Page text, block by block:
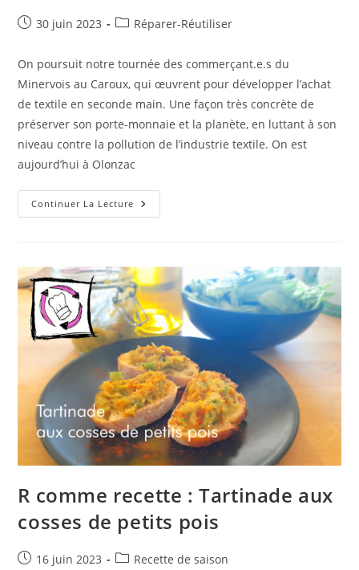
Publication
30 juin 2023
PostRéparer-Réutiliser
On poursuit notre tournée des commerçant.e.s du
Minervois au Caroux, qui œuvrent pour développer l’achat
de textile en seconde main. Une façon très concrète de
préserver son porte-monnaie et la planète, en luttant à son
niveau contre la pollution de l’industrie textile. On est
aujourd’hui à Olonzac
Continuer La Lecture R
Comme
Main,
Ces
Commerçant.e.s
Qui
Y
Croient
(2/3)
La
Fripe
C’est
Chic
!
À
Olonzac
R comme recette : Tartinade aux
cosses de petits pois
Publication
16 juin 2023
PostRecette de saison